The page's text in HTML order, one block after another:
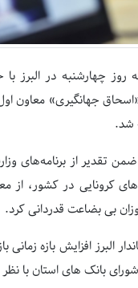
چهارشنبه در البرز با
جهانگیری» معاون
شد.
تقدیر از
کرونایی در کشور،
بی بضاعت قدردانی کرد.
البرز افزایش بازه